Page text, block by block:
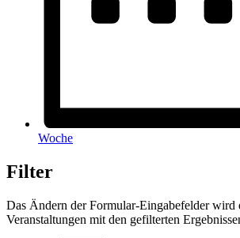
Woche
Filter
Das Ändern der Formular-Eingabefelder wird
Veranstaltungen mit den gefilterten